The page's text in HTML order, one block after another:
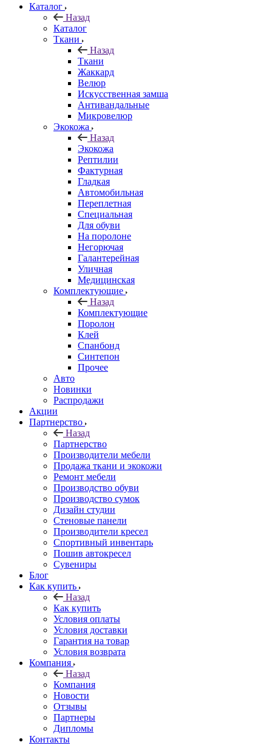
Каталог
Назад
Каталог
Ткани
Назад
Ткани
Жаккард
Велюр
Искусственная замша
Антивандальные
Микровелюр
Экокожа
Назад
Экокожа
Рептилии
Фактурная
Гладкая
Автомобильная
Переплетная
Специальная
Для обуви
На поролоне
Негорючая
Галантерейная
Уличная
Медицинская
Комплектующие
Назад
Комплектующие
Поролон
Клей
Спанбонд
Синтепон
Прочее
Авто
Новинки
Распродажи
Акции
Партнерство
Назад
Партнерство
Производители мебели
Продажа ткани и экокожи
Ремонт мебели
Производство обуви
Производство сумок
Дизайн студии
Стеновые панели
Производители кресел
Спортивный инвентарь
Пошив автокресел
Сувениры
Блог
Как купить
Назад
Как купить
Условия оплаты
Условия доставки
Гарантия на товар
Условия возврата
Компания
Назад
Компания
Новости
Отзывы
Партнеры
Дипломы
Контакты